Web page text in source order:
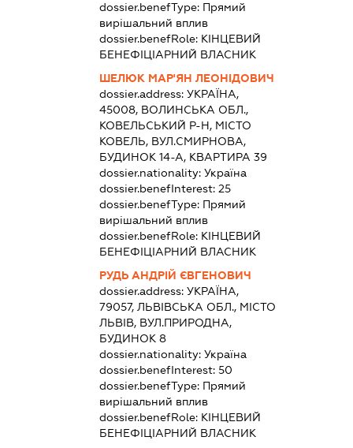
dossier.benefType: Прямий
вирішальний вплив
dossier.benefRole: КІНЦЕВИЙ
БЕНЕФІЦІАРНИЙ ВЛАСНИК
ШЕЛЮК МАР'ЯН ЛЕОНІДОВИЧ
dossier.address: УКРАЇНА,
45008, ВОЛИНСЬКА ОБЛ.,
КОВЕЛЬСЬКИЙ Р-Н, МІСТО
КОВЕЛЬ, ВУЛ.СМИРНОВА,
БУДИНОК 14-А, КВАРТИРА 39
dossier.nationality: Україна
dossier.benefInterest: 25
dossier.benefType: Прямий
вирішальний вплив
dossier.benefRole: КІНЦЕВИЙ
БЕНЕФІЦІАРНИЙ ВЛАСНИК
РУДЬ АНДРІЙ ЄВГЕНОВИЧ
dossier.address: УКРАЇНА,
79057, ЛЬВІВСЬКА ОБЛ., МІСТО
ЛЬВІВ, ВУЛ.ПРИРОДНА,
БУДИНОК 8
dossier.nationality: Україна
dossier.benefInterest: 50
dossier.benefType: Прямий
вирішальний вплив
dossier.benefRole: КІНЦЕВИЙ
БЕНЕФІЦІАРНИЙ ВЛАСНИК